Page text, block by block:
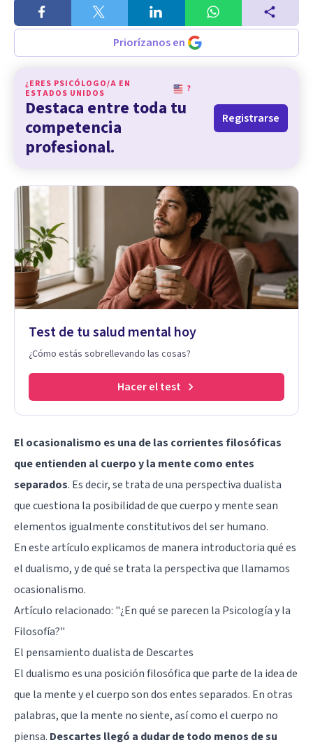
Priorízanos en
¿ERES PSICÓLOGO/A EN
ESTADOS UNIDOS
?
Destaca entre toda tu
competencia
profesional.
Registrarse
Test de tu salud mental hoy
¿Cómo estás sobrellevando las cosas?
Hacer el test
El ocasionalismo es una de las corrientes filosóficas
que entienden al cuerpo y la mente como entes
separados. Es decir, se trata de una perspectiva dualista
que cuestiona la posibilidad de que cuerpo y mente sean
elementos igualmente constitutivos del ser humano.
En este artículo explicamos de manera introductoria qué es
el dualismo, y de qué se trata la perspectiva que llamamos
ocasionalismo.
Artículo relacionado: "¿En qué se parecen la Psicología y la
Filosofía?"
El pensamiento dualista de Descartes
El dualismo es una posición filosófica que parte de la idea de
que la mente y el cuerpo son dos entes separados. En otras
palabras, que la mente no siente, así como el cuerpo no
piensa. Descartes llegó a dudar de todo menos de su